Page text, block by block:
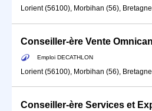
Lorient (56100), Morbihan (56), Bretagne
Emploi DECATHLON
Lorient (56100), Morbihan (56), Bretagne